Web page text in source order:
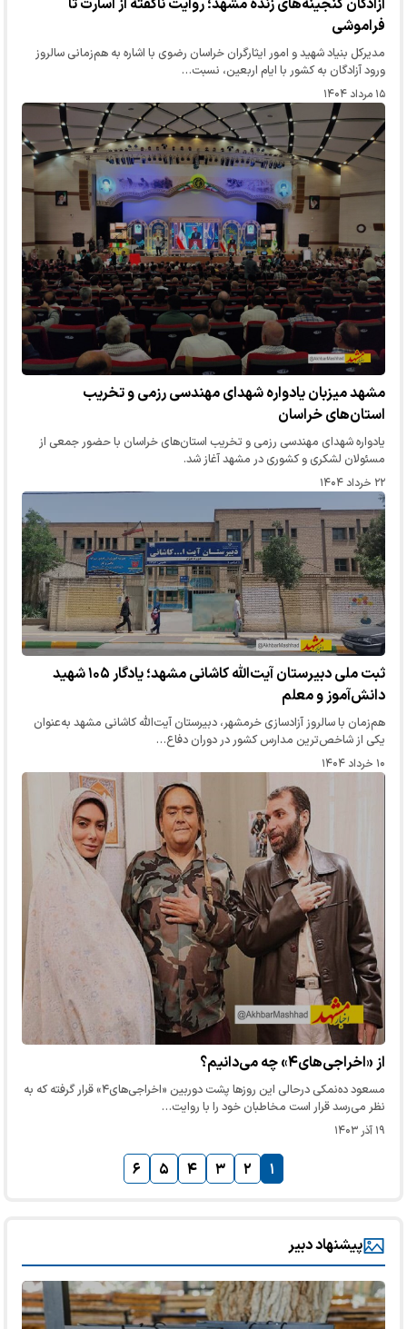
آزادگان گنجینه‌های زنده مشهد؛ روایت ناگفته از اسارت تا
فراموشی
مدیرکل بنیاد شهید و امور ایثارگران خراسان رضوی با اشاره به هم‌زمانی سالروز
ورود آزادگان به کشور با ایام اربعین، نسبت…
۱۵ مرداد ۱۴۰۴
مشهد میزبان یادواره شهدای مهندسی رزمی و تخریب
استان‌های خراسان
یادواره شهدای مهندسی رزمی و تخریب استان‌های خراسان با حضور جمعی از
مسئولان لشکری و کشوری در مشهد آغاز شد.
۲۲ خرداد ۱۴۰۴
ثبت ملی دبیرستان آیت‌الله کاشانی مشهد؛ یادگار ۱۰۵ شهید
دانش‌آموز و معلم
هم‌زمان با سالروز آزادسازی خرمشهر، دبیرستان آیت‌الله کاشانی مشهد به‌عنوان
یکی از شاخص‌ترین مدارس کشور در دوران دفاع…
۱۰ خرداد ۱۴۰۴
از «اخراجی‌های۴» چه می‌دانیم؟
مسعود ده‌نمکی درحالی این روزها پشت دوربین «اخراجی‌های۴» قرار گرفته که به
نظر می‌رسد قرار است مخاطبان خود را با روایت…
۱۹ آذر ۱۴۰۳
۱ ۲ ۳ ۴ ۵ ۶
پیشنهاد دبیر